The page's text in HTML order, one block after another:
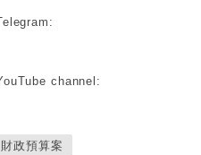
channel:
財政預算案